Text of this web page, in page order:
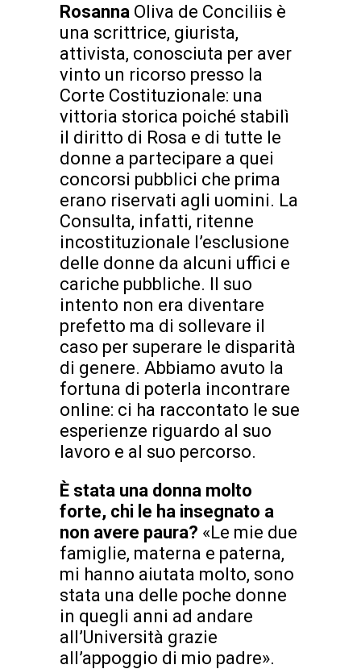
Rosanna Oliva de Conciliis è
una scrittrice, giurista,
attivista, conosciuta per aver
vinto un ricorso presso la
Corte Costituzionale: una
vittoria storica poiché stabilì
il diritto di Rosa e di tutte le
donne a partecipare a quei
concorsi pubblici che prima
erano riservati agli uomini. La
Consulta, infatti, ritenne
incostituzionale l’esclusione
delle donne da alcuni uffici e
cariche pubbliche. Il suo
intento non era diventare
prefetto ma di sollevare il
caso per superare le disparità
di genere. Abbiamo avuto la
fortuna di poterla incontrare
online: ci ha raccontato le sue
esperienze riguardo al suo
lavoro e al suo percorso.
È stata una donna molto
forte, chi le ha insegnato a
non avere paura? «Le mie due
famiglie, materna e paterna,
mi hanno aiutata molto, sono
stata una delle poche donne
in quegli anni ad andare
all’Università grazie
all’appoggio di mio padre».